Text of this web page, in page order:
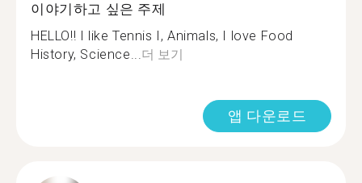
이야기하고 싶은 주제
HELLO!! I like Tennis I, Animals, I love Food
History, Science...더 보기
앱 다운로드